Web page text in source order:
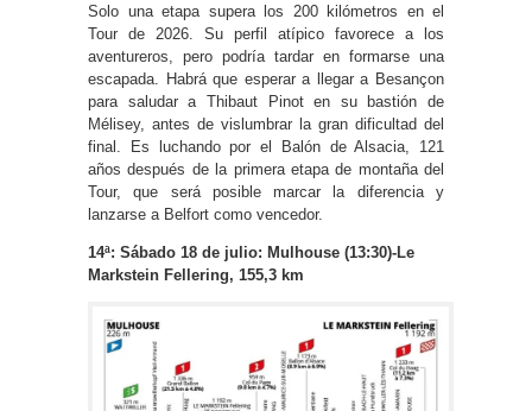
Solo una etapa supera los 200 kilómetros en el
Tour de 2026. Su perfil atípico favorece a los
aventureros, pero podría tardar en formarse una
escapada. Habrá que esperar a llegar a Besançon
para saludar a Thibaut Pinot en su bastión de
Mélisey, antes de vislumbrar la gran dificultad del
final. Es luchando por el Balón de Alsacia, 121
años después de la primera etapa de montaña del
Tour, que será posible marcar la diferencia y
lanzarse a Belfort como vencedor.
14ª: Sábado 18 de julio: Mulhouse (13:30)-Le
Markstein Fellering, 155,3 km